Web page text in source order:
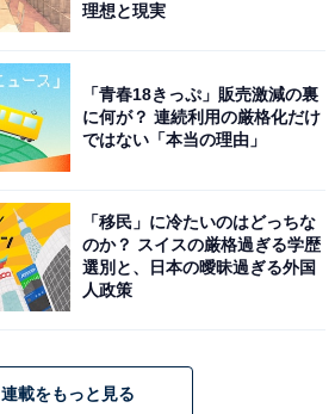
理想と現実
「青春18きっぷ」販売激減の裏
に何が？ 連続利用の厳格化だけ
ではない「本当の理由」
「移民」に冷たいのはどっちな
のか？ スイスの厳格過ぎる学歴
選別と、日本の曖昧過ぎる外国
人政策
連載をもっと見る